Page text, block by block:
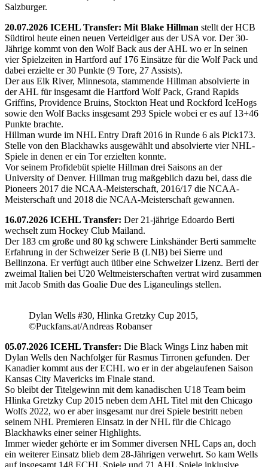
Salzburger.
20.07.2026 ICEHL Transfer: Mit Blake Hillman stellt der HCB
Südtirol heute einen neuen Verteidiger aus der USA vor. Der 30-
Jährige kommt von den Wolf Back aus der AHL wo er In seinen
vier Spielzeiten in Hartford auf 176 Einsätze für die Wolf Pack und
dabei erzielte er 30 Punkte (9 Tore, 27 Assists).
Der aus Elk River, Minnesota, stammende Hillman absolvierte in
der AHL für insgesamt die Hartford Wolf Pack, Grand Rapids
Griffins, Providence Bruins, Stockton Heat und Rockford IceHogs
sowie den Wolf Backs insgesamt 293 Spiele wobei er es auf 13+46
Punkte brachte.
Hillman wurde im NHL Entry Draft 2016 in Runde 6 als Pick173.
Stelle von den Blackhawks ausgewählt und absolvierte vier NHL-
Spiele in denen er ein Tor erzielten konnte.
Vor seinem Profidebüt spielte Hillman drei Saisons an der
University of Denver. Hillman trug maßgeblich dazu bei, dass die
Pioneers 2017 die NCAA-Meisterschaft, 2016/17 die NCAA-
Meisterschaft und 2018 die NCAA-Meisterschaft gewannen.
16.07.2026 ICEHL Transfer: Der 21-jährige Edoardo Berti
wechselt zum Hockey Club Mailand.
Der 183 cm große und 80 kg schwere Linkshänder Berti sammelte
Erfahrung in der Schweizer Serie B (LNB) bei Sierre und
Bellinzona. Er verfügt auch üüber eine Schweizer Lizenz. Berti der
zweimal Italien bei U20 Weltmeisterschaften vertrat wird zusammen
mit Jacob Smith das Goalie Due des Liganeulings stellen.
Dylan Wells #30, Hlinka Gretzky Cup 2015,
©Puckfans.at/Andreas Robanser
05.07.2026 ICEHL Transfer: Die Black Wings Linz haben mit
Dylan Wells den Nachfolger für Rasmus Tirronen gefunden. Der
Kanadier kommt aus der ECHL wo er in der abgelaufenen Saison
Kansas City Mavericks im Finale stand.
So bleibt der Titelgewinn mit dem kanadischen U18 Team beim
Hlinka Gretzky Cup 2015 neben dem AHL Titel mit den Chicago
Wolfs 2022, wo er aber insgesamt nur drei Spiele bestritt neben
seinem NHL Premieren Einsatz in der NHL für die Chicago
Blackhawks einer seiner Highlights.
Immer wieder gehörte er im Sommer diversen NHL Caps an, doch
ein weiterer Einsatz blieb dem 28-Jährigen verwehrt. So kam Wells
auf insgesamt 148 ECHL Spiele und 71 AHL Spiele inklusive